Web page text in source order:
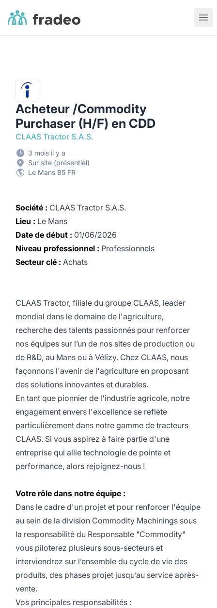
Fradeo
Acheteur /Commodity
Purchaser (H/F) en CDD
CLAAS Tractor S.A.S.
3 mois il y a
Sur site (présentiel)
Le Mans B5 FR
Société : CLAAS Tractor S.A.S.
Lieu : Le Mans
Date de début : 01/06/2026
Niveau professionnel : Professionnels
Secteur clé : Achats
CLAAS Tractor, filiale du groupe CLAAS, leader
mondial dans le domaine de l'agriculture,
recherche des talents passionnés pour renforcer
nos équipes sur l’un de nos sites de production ou
de R&D, au Mans ou à Vélizy. Chez CLAAS, nous
façonnons l'avenir de l'agriculture en proposant
des solutions innovantes et durables.
En tant que pionnier de l'industrie agricole, notre
engagement envers l'excellence se reflète
particulièrement dans notre gamme de tracteurs
CLAAS. Si vous aspirez à faire partie d'une
entreprise qui allie technologie de pointe et
performance, alors rejoignez-nous !
Votre rôle dans notre équipe :
Dans le cadre d'un projet et pour renforcer l'équipe
au sein de la division Commodity Machinings sous
la responsabilité du Responsable "Commodity"
vous piloterez plusieurs sous-secteurs et
interviendrez sur l’ensemble du cycle de vie des
produits, des phases projet jusqu’au service après-
vente.
Vos principales responsabilités :